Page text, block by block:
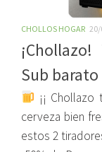
CHOLLOS HOGAR 20/
Sub
¡¡
cerveza bien
estos 2